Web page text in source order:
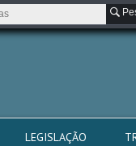
LEGISLAÇÃO